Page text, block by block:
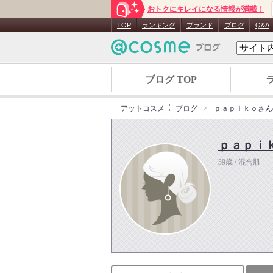
おトクにキレイになる情報が満載！
TOP ランキング ブランド ブログ Q&A
ブログ TOP
アットコスメ ブログ ｐａｐｉｋｏさ
ｐａｐｉ
39歳 / 混合肌